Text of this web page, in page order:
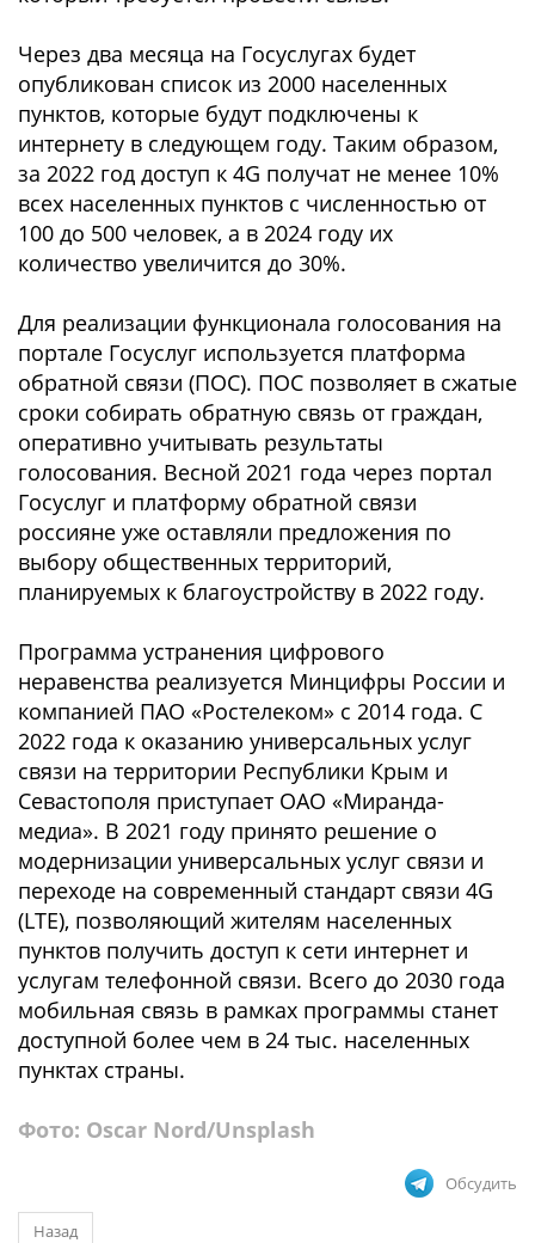
Через два месяца на Госуслугах будет
опубликован список из 2000 населенных
пунктов, которые будут подключены к
интернету в следующем году. Таким образом,
за 2022 год доступ к 4G получат не менее 10%
всех населенных пунктов с численностью от
100 до 500 человек, а в 2024 году их
количество увеличится до 30%.
Для реализации функционала голосования на
портале Госуслуг используется платформа
обратной связи (ПОС). ПОС позволяет в сжатые
сроки собирать обратную связь от граждан,
оперативно учитывать результаты
голосования. Весной 2021 года через портал
Госуслуг и платформу обратной связи
россияне уже оставляли предложения по
выбору общественных территорий,
планируемых к благоустройству в 2022 году.
Программа устранения цифрового
неравенства реализуется Минцифры России и
компанией ПАО «Ростелеком» с 2014 года. С
2022 года к оказанию универсальных услуг
связи на территории Республики Крым и
Севастополя приступает ОАО «Миранда-
медиа». В 2021 году принято решение о
модернизации универсальных услуг связи и
переходе на современный стандарт связи 4G
(LTE), позволяющий жителям населенных
пунктов получить доступ к сети интернет и
услугам телефонной связи. Всего до 2030 года
мобильная связь в рамках программы станет
доступной более чем в 24 тыс. населенных
пунктах страны.
Фото: Oscar Nord/Unsplash
Обсудить
Назад